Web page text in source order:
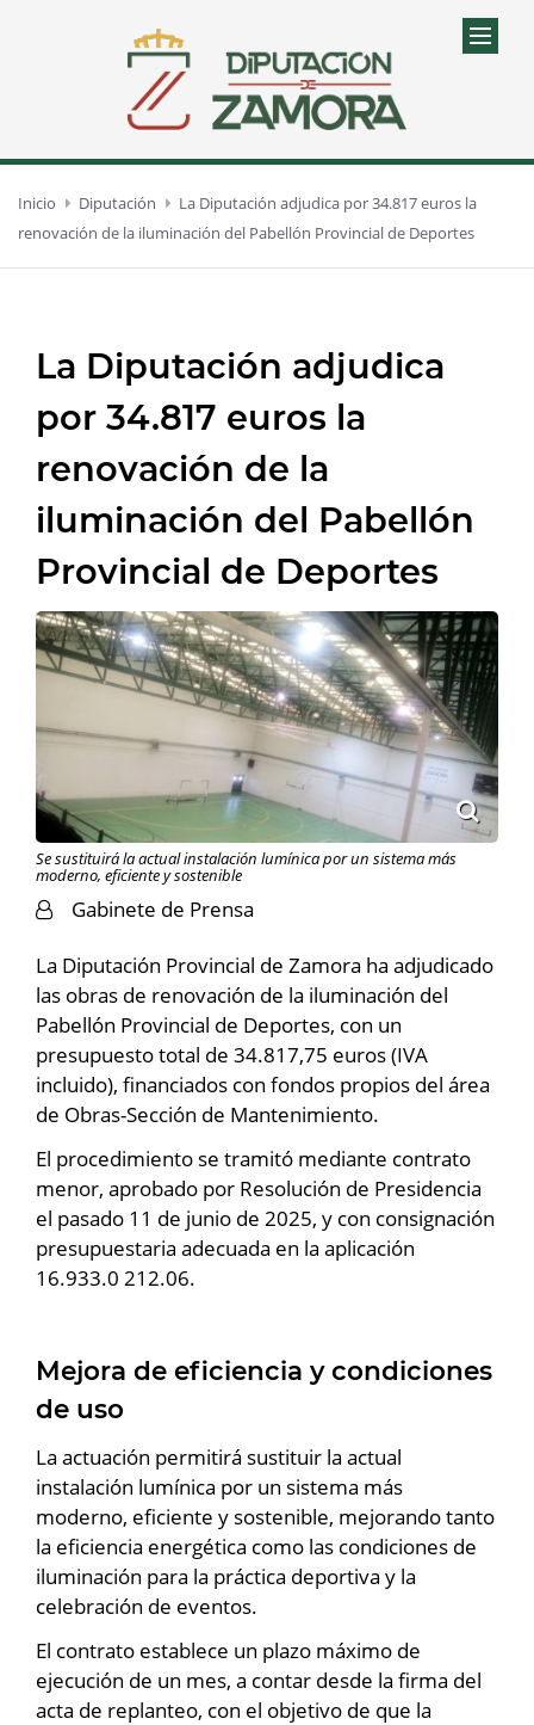
Inicio Diputación
La Diputación adjudica por 34.817 euros la
renovación de la iluminación del Pabellón Provincial de Deportes
La Diputación adjudica
por 34.817 euros la
renovación de la
iluminación del Pabellón
Provincial de Deportes
Se sustituirá la actual instalación lumínica por un sistema más
moderno, eficiente y sostenible
Gabinete de Prensa
La Diputación Provincial de Zamora ha adjudicado
las obras de renovación de la iluminación del
Pabellón Provincial de Deportes, con un
presupuesto total de 34.817,75 euros (IVA
incluido), financiados con fondos propios del área
de Obras-Sección de Mantenimiento.
El procedimiento se tramitó mediante contrato
menor, aprobado por Resolución de Presidencia
el pasado 11 de junio de 2025, y con consignación
presupuestaria adecuada en la aplicación
16.933.0 212.06.
Mejora de eficiencia y condiciones
de uso
La actuación permitirá sustituir la actual
instalación lumínica por un sistema más
moderno, eficiente y sostenible, mejorando tanto
la eficiencia energética como las condiciones de
iluminación para la práctica deportiva y la
celebración de eventos.
El contrato establece un plazo máximo de
ejecución de un mes, a contar desde la firma del
acta de replanteo, con el objetivo de que la